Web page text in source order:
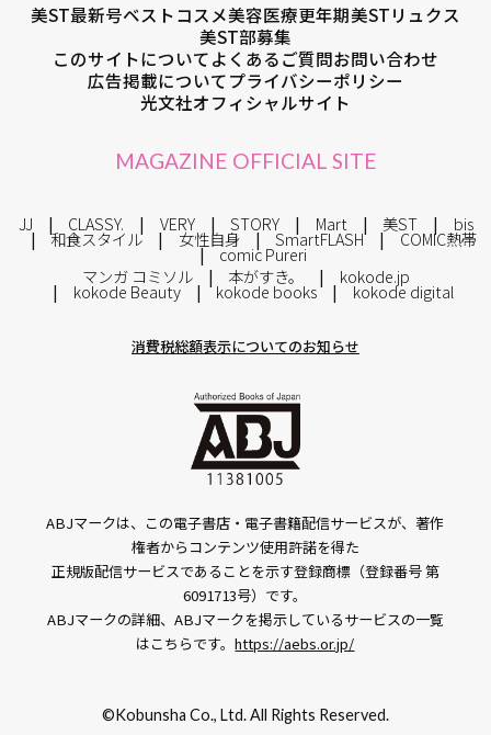
美ST最新号ベストコスメ美容医療更年期美STリュクス
美ST部募集
このサイトについてよくあるご質問お問い合わせ
広告掲載についてプライバシーポリシー
光文社オフィシャルサイト
MAGAZINE OFFICIAL SITE
JJ CLASSY. VERY STORY Mart 美ST bis
和食スタイル 女性自身 SmartFLASH COMIC熱帯
comic Pureri
マンガ コミソル
本がすき。 kokode.jp
kokode Beauty kokode books kokode digital
消費税総額表示についてのお知らせ
ABJマークは、この電子書店・電子書籍配信サービスが、著作
権者からコンテンツ使用許諾を得た
正規版配信サービスであることを示す登録商標（登録番号 第
6091713号）です。
ABJマークの詳細、ABJマークを掲示しているサービスの一覧
はこちらです。https://aebs.or.jp/
©Kobunsha Co., Ltd. All Rights Reserved.